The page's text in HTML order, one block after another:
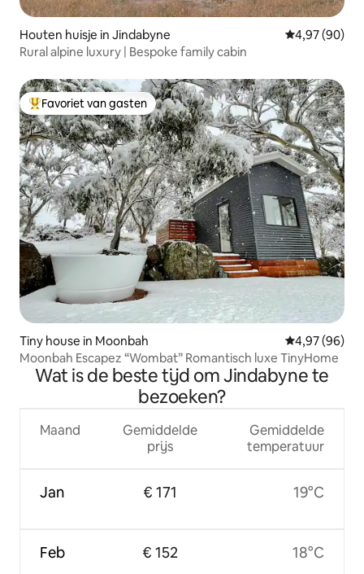
Houten huisje in Jindabyne Gemiddelde
4,97 (90)
Rural alpine luxury | Bespoke family cabin
Topfavoriet van gasten
Favoriet van gasten
Tiny house in Moonbah Gemiddelde
4,97 (96)
Moonbah Escapez “Wombat” Romantisch luxe TinyHome
Wat is de beste tijd om Jindabyne te
bezoeken?
Maand
Jan
Feb
Gemiddelde
prijs
€ 171
€ 152
Gemiddelde
temperatuur
19°C
18°C